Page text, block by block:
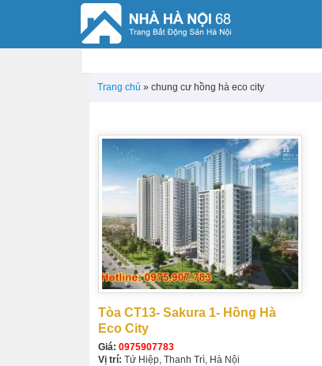
Trang chủ » chung cư hồng hà eco city
Tòa CT13- Sakura 1- Hồng Hà
Eco City
Giá: 0975907783
Vị trí: Tứ Hiệp, Thanh Trì, Hà Nội